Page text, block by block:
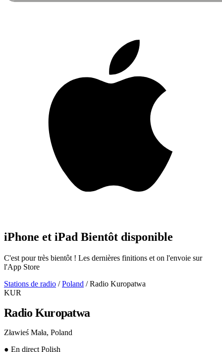
iPhone et iPad Bientôt disponible
C'est pour très bientôt ! Les dernières finitions et on l'envoie sur
l'App Store
Stations de radio / Poland / Radio Kuropatwa
KUR
Radio Kuropatwa
Zławieś Mała, Poland
● En direct Polish